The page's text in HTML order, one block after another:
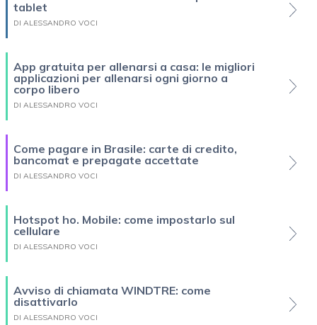
tablet
DI ALESSANDRO VOCI
App gratuita per allenarsi a casa: le migliori
applicazioni per allenarsi ogni giorno a
corpo libero
DI ALESSANDRO VOCI
Come pagare in Brasile: carte di credito,
bancomat e prepagate accettate
DI ALESSANDRO VOCI
Hotspot ho. Mobile: come impostarlo sul
cellulare
DI ALESSANDRO VOCI
Avviso di chiamata WINDTRE: come
disattivarlo
DI ALESSANDRO VOCI